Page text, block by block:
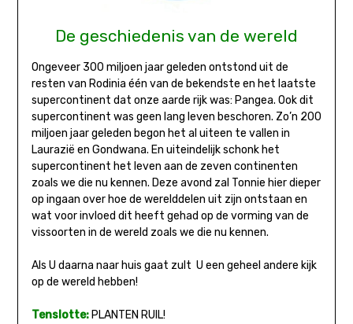
De geschiedenis van de wereld
Ongeveer 300 miljoen jaar geleden ontstond uit de
resten van Rodinia één van de bekendste en het laatste
supercontinent dat onze aarde rijk was: Pangea. Ook dit
supercontinent was geen lang leven beschoren. Zo’n 200
miljoen jaar geleden begon het al uiteen te vallen in
Laurazië en Gondwana. En uiteindelijk schonk het
supercontinent het leven aan de zeven continenten
zoals we die nu kennen. Deze avond zal Tonnie hier dieper
op ingaan over hoe de werelddelen uit zijn ontstaan en
wat voor invloed dit heeft gehad op de vorming van de
vissoorten in de wereld zoals we die nu kennen.
Als U daarna naar huis gaat zult U een geheel andere kijk
op de wereld hebben!
Tenslotte: PLANTEN RUIL!